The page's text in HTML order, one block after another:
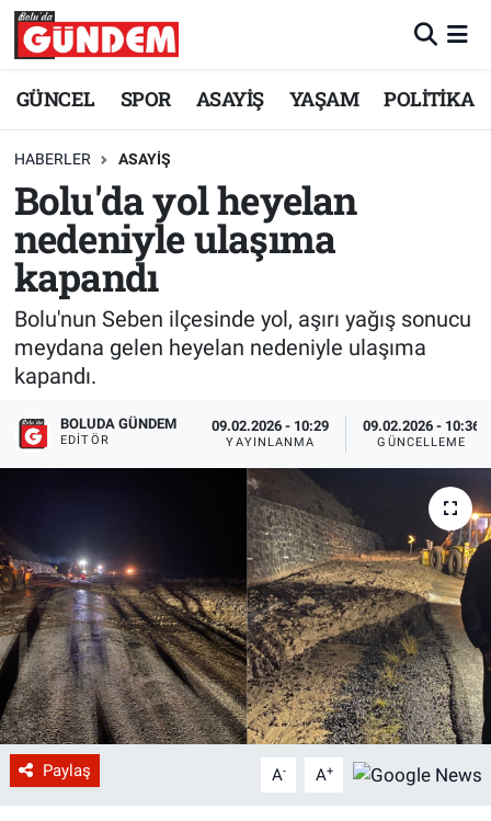
GÜNCEL SPOR ASAYİŞ YAŞAM POLİTİKA
HABERLER ASAYİŞ
Bolu'da yol heyelan
nedeniyle ulaşıma
kapandı
Bolu'nun Seben ilçesinde yol, aşırı yağış sonucu
meydana gelen heyelan nedeniyle ulaşıma
kapandı.
BOLUDA GÜNDEM
EDITÖR
09.02.2026 - 10:29
YAYINLANMA
09.02.2026 - 10:36
GÜNCELLEME
Paylaş A- A+
Merkez Nöbetçi Eczaneler
Merkez Trafik Yoğunluk Haritası
Süper Lig Puan Durumu ve Fikstür
Tüm Manşetler
Son Dakika Haberleri
Haber Arşivi